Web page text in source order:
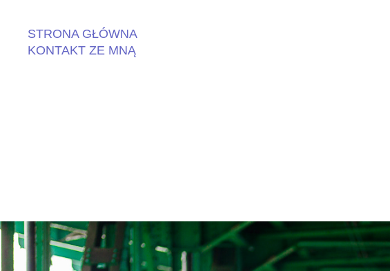
STRONA GŁÓWNA
KONTAKT ZE MNĄ